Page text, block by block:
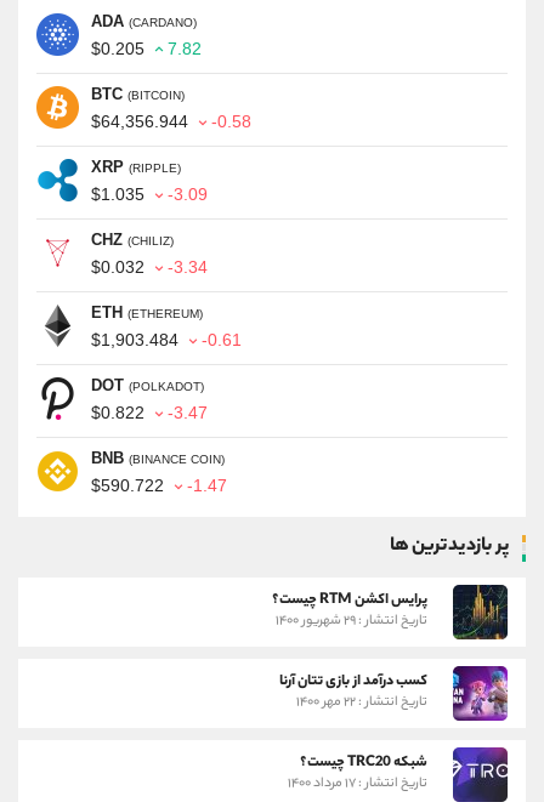
ADA (CARDANO)
$0.205 7.82
BTC (BITCOIN)
$64,356.944 -0.58
XRP (RIPPLE)
$1.035 -3.09
CHZ (CHILIZ)
$0.032 -3.34
ETH (ETHEREUM)
$1,903.484 -0.61
DOT (POLKADOT)
$0.822 -3.47
BNB (BINANCE COIN)
$590.722 -1.47
پر بازدیدترین ها
پرایس اکشن RTM چیست؟
تاریخ انتشار : ۲۹ شهریور ۱۴۰۰
کسب درآمد از بازی تتان آرنا
تاریخ انتشار : ۲۲ مهر ۱۴۰۰
شبکه TRC20 چیست؟
تاریخ انتشار : ۱۷ مرداد ۱۴۰۰